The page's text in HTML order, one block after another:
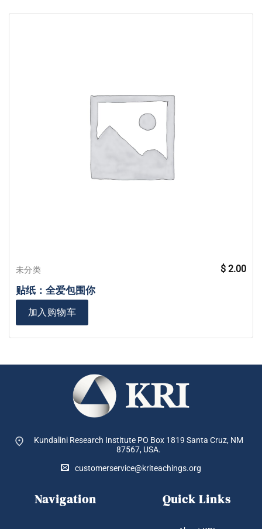
未分类
贴纸：全爱包围你
$ 2.00
加入购物车
Kundalini Research Institute PO Box 1819 Santa Cruz, NM
87567, USA.
customerservice@kriteachings.org
Navigation Quick Links